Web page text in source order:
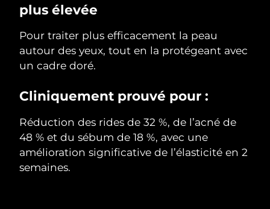
plus élevée
Pour traiter plus efficacement la peau
autour des yeux, tout en la protégeant avec
un cadre doré.
Cliniquement prouvé pour :
Réduction des rides de 32 %, de l’acné de
48 % et du sébum de 18 %, avec une
amélioration significative de l’élasticité en 2
semaines.